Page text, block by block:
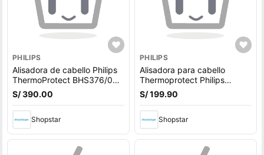
PHILIPS
Alisadora de cabello Philips
ThermoProtect BHS376/00
Negro/Rosa(Oferta)
S/ 390.00
Shopstar
PHILIPS
Alisadora para cabello
Thermoprotect Philips
Bhs37600
S/ 199.90
Shopstar